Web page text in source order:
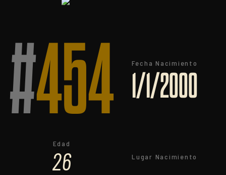
#454 Fecha Nacimiento
1/1/2000
Edad
26 Lugar Nacimiento